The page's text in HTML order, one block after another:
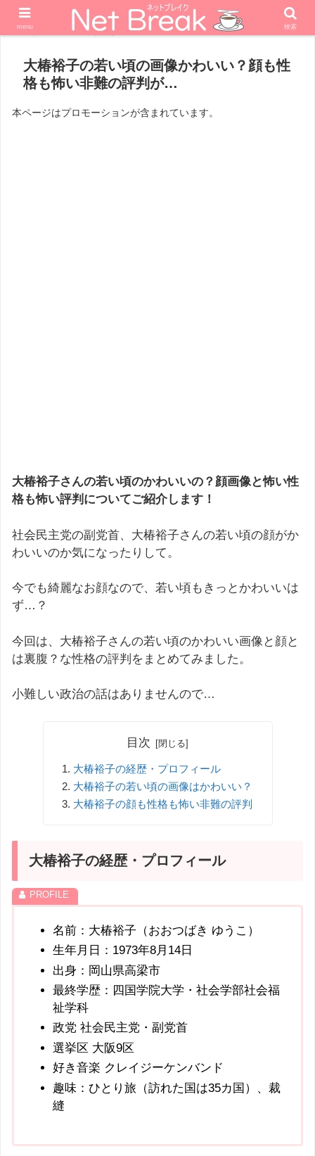
ホーム 政治家
大椿裕子の若い頃の画像かわいい？顔も性
格も怖い非難の評判が…
本ページはプロモーションが含まれています。
大椿裕子さんの若い頃のかわいいの？顔画像と怖い性
格も怖い評判についてご紹介します！
社会民主党の副党首、大椿裕子さんの若い頃の顔がか
わいいのか気になったりして。
今でも綺麗なお顔なので、若い頃もきっとかわいいは
ず…？
今回は、大椿裕子さんの若い頃のかわいい画像と顔と
は裏腹？な性格の評判をまとめてみました。
小難しい政治の話はありませんので…
目次
大椿裕子の経歴・プロフィール
大椿裕子の若い頃の画像はかわいい？
大椿裕子の顔も性格も怖い非難の評判
大椿裕子の経歴・プロフィール
名前：大椿裕子（おおつばき ゆうこ）
生年月日：1973年8月14日
出身：岡山県高梁市
最終学歴：四国学院大学・社会学部社会福
祉学科
政党 社会民主党・副党首
選挙区 大阪9区
好き音楽 クレイジーケンバンド
趣味：ひとり旅（訪れた国は35カ国）、裁
縫
menu 検索